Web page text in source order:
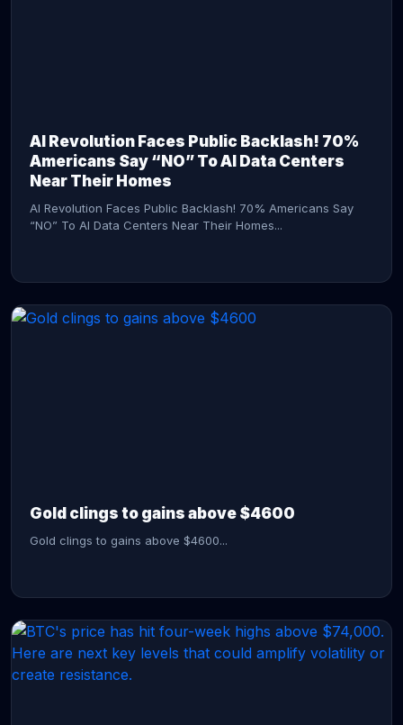
AI Revolution Faces Public Backlash! 70%
Americans Say “NO” To AI Data Centers
Near Their Homes
AI Revolution Faces Public Backlash! 70% Americans Say
“NO” To AI Data Centers Near Their Homes...
Gold clings to gains above $4600
Gold clings to gains above $4600...